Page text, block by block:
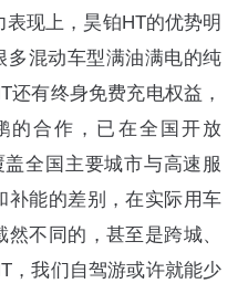
现上，昊铂HT的优势明
多混动车型满油满电的纯
还有终身免费充电权益，
的合作，已在全国开放
全国主要城市与高速服
补能的差别，在实际用车
不同的，甚至是跨城、
，我们自驾游或许就能少